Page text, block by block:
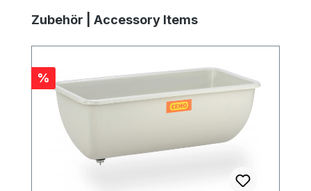
Produktgalerie überspringen
Zubehör | Accessory Items
Rabatt
%